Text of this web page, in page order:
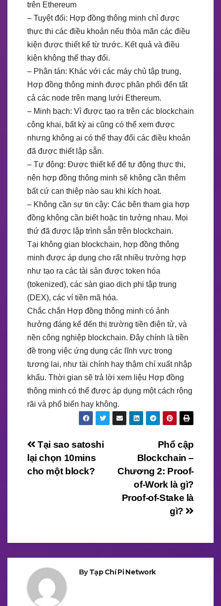
trên Ethereum
– Tuyệt đối: Hợp đồng thông minh chỉ được
thực thi các điều khoản nếu thỏa mãn các điều
kiện được thiết kế từ trước. Kết quả và điều
kiện không thể thay đổi.
– Phân tán: Khác với các máy chủ tập trung,
Hợp đồng thông minh được phân phối đến tất
cả các node trên mạng lưới Ethereum.
– Minh bạch: Vì được tạo ra trên các blockchain
công khai, bất kỳ ai cũng có thể xem được
nhưng không ai có thể thay đổi các điều khoản
đã được thiết lập sẵn.
– Tự động: Được thiết kế để tự động thực thi,
nên hợp đồng thông minh sẽ không cần thêm
bất cứ can thiệp nào sau khi kích hoạt.
– Không cần sự tin cậy: Các bên tham gia hợp
đồng không cần biết hoặc tin tưởng nhau. Mọi
thứ đã được lập trình sẵn trên blockchain.
Tại không gian blockchain, hợp đồng thông
minh được áp dụng cho rất nhiều trường hợp
như tạo ra các tài sản được token hóa
(tokenized), các sàn giao dịch phi tập trung
(DEX), các ví tiền mã hóa.
Chắc chắn Hợp đồng thông minh có ảnh
hưởng đáng kể đến thị trường tiền điện tử, và
nền công nghiệp blockchain. Đây chính là tiền
đề trong việc ứng dụng các lĩnh vực trong
tương lai, như tài chính hay thậm chí xuất nhập
khẩu. Thời gian sẽ trả lời xem liệu Hợp đồng
thông minh có thể được áp dụng một cách rộng
rãi và phổ biến hay không.
Điều
hướng
Phổ cập
Blockchain –
Chương 2: Proof-
of-Work là gì?
Proof-of-Stake là
gì?
Tại sao satoshi
lại chọn 10mins
cho một block?
ByTạp Chí Pi Network